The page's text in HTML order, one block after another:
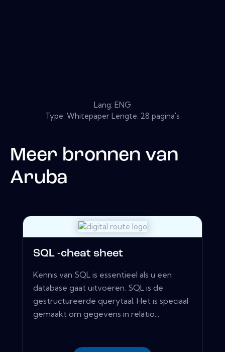
Lang: ENG
Type: Whitepaper Lengte: 28 pagina's
Meer bronnen van
Aruba
SQL -cheat sheet
Kennis van SQL is essentieel als u een
database gaat uitvoeren. SQL is de
gestructureerde querytaal. Het is speciaal
gemaakt om gegevens in relatio...